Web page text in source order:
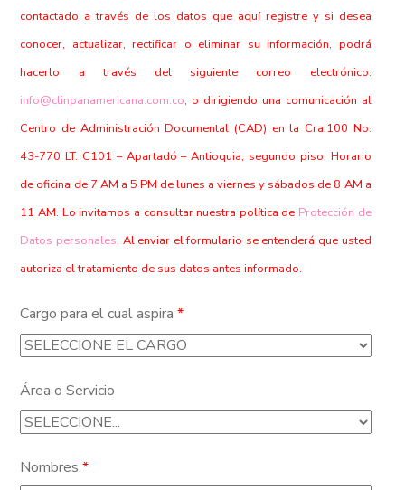
contactado a través de los datos que aquí registre y si desea
conocer, actualizar, rectificar o eliminar su información, podrá
hacerlo a través del siguiente correo electrónico:
info@clinpanamericana.com.co, o dirigiendo una comunicación al
Centro de Administración Documental (CAD) en la Cra.100 No.
43-770 LT. C101 – Apartadó – Antioquia, segundo piso, Horario
de oficina de 7 AM a 5 PM de lunes a viernes y sábados de 8 AM a
11 AM. Lo invitamos a consultar nuestra política de Protección de
Datos personales. Al enviar el formulario se entenderá que usted
autoriza el tratamiento de sus datos antes informado.
Cargo para el cual aspira*
Área o Servicio
Nombres*